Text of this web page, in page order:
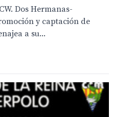
Dos Hermanas-
y captación de
a su...